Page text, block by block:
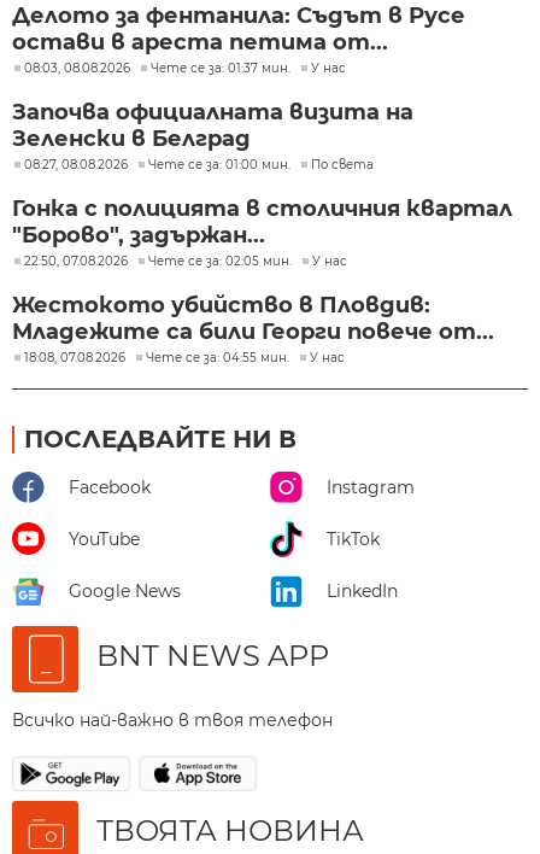
Делото за фентанила: Съдът в Русе
остави в ареста петима от...
08:03, 08.08.2026 Чете се за: 01:37 мин. У нас
Започва официалната визита на
Зеленски в Белград
08:27, 08.08.2026 Чете се за: 01:00 мин. По света
Гонка с полицията в столичния квартал
"Борово", задържан...
22:50, 07.08.2026 Чете се за: 02:05 мин. У нас
Жестокото убийство в Пловдив:
Младежите са били Георги повече от...
18:08, 07.08.2026 Чете се за: 04:55 мин. У нас
ПОСЛЕДВАЙТЕ НИ В
Facebook Instagram
YouTube TikTok
Google News LinkedIn
BNT NEWS APP
Всичко най-важно в твоя телефон
ТВОЯТА НОВИНА